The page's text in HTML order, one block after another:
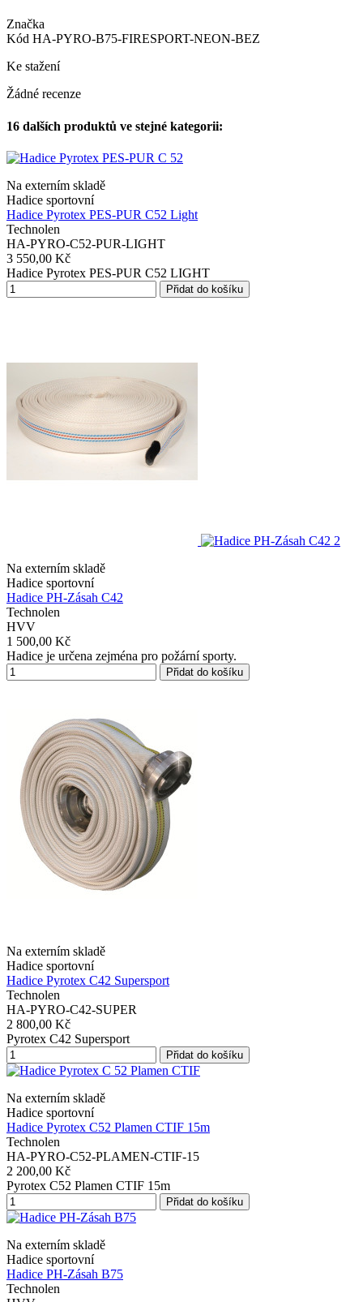
Značka
Kód HA-PYRO-B75-FIRESPORT-NEON-BEZ
Ke stažení
Žádné recenze
16 dalších produktů ve stejné kategorii:
Na externím skladě
Hadice sportovní
Hadice Pyrotex PES-PUR C52 Light
Technolen
HA-PYRO-C52-PUR-LIGHT
3 550,00 Kč
Hadice Pyrotex PES-PUR C52 LIGHT
Přidat do košíku
Na externím skladě
Hadice sportovní
Hadice PH-Zásah C42
Technolen
HVV
1 500,00 Kč
Hadice je určena zejména pro požární sporty.
Přidat do košíku
Na externím skladě
Hadice sportovní
Hadice Pyrotex C42 Supersport
Technolen
HA-PYRO-C42-SUPER
2 800,00 Kč
Pyrotex C42 Supersport
Přidat do košíku
Na externím skladě
Hadice sportovní
Hadice Pyrotex C52 Plamen CTIF 15m
Technolen
HA-PYRO-C52-PLAMEN-CTIF-15
2 200,00 Kč
Pyrotex C52 Plamen CTIF 15m
Přidat do košíku
Na externím skladě
Hadice sportovní
Hadice PH-Zásah B75
Technolen